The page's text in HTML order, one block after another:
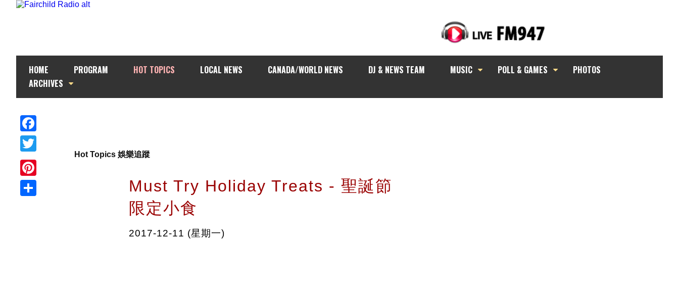
HOME PROGRAM HOT TOPICS LOCAL NEWS CANADA/WORLD NEWS DJ & NEWS TEAM MUSIC POLL & GAMES
PHOTOS
ARCHIVES
Facebook
Twitter
Pinterest
Hot Topics 娛樂追蹤
Must Try Holiday Treats - 聖誕節
限定小食
2017-12-11 (星期一)